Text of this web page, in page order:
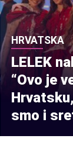
HRVATSKA
LELEK
“Ovo je
smo i